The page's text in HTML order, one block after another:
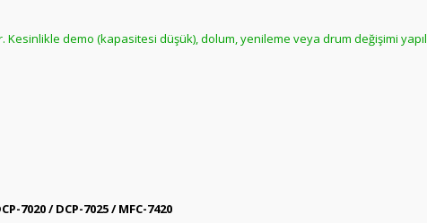
demo (kapasitesi düşük), dolum, yenileme veya drum değişimi
7020 / DCP-7025 / MFC-7420